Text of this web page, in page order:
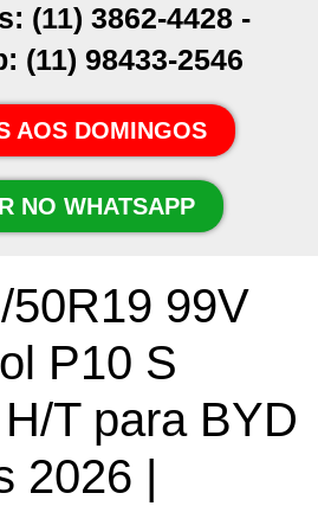
(11) 3862-4428 -
(11) 98433-2546
AOS DOMINGOS
NO WHATSAPP
50R19 99V
P10 S
T para BYD
2026 |